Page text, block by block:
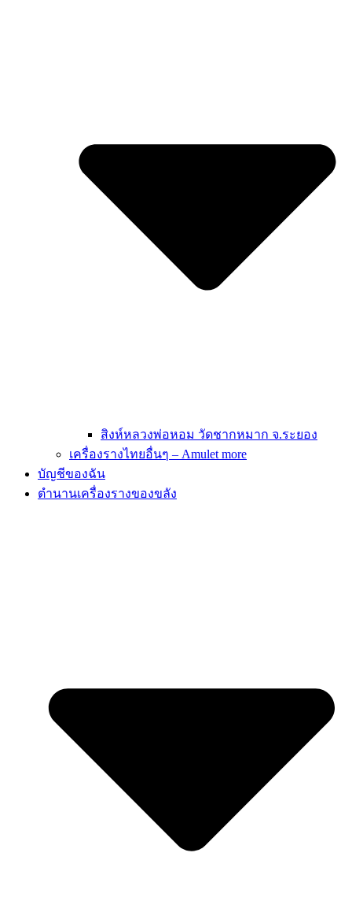
สิงห์หลวงพ่อหอม วัดชากหมาก จ.ระยอง
เครื่องรางไทยอื่นๆ – Amulet more
บัญชีของฉัน
ตำนานเครื่องรางของขลัง